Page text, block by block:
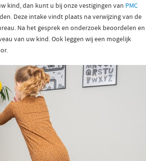
kind, dan kunt u bij onze vestigingen van PMC
Deze intake vindt plaats na verwijzing van de
Na het gesprek en onderzoek beoordelen en
van uw kind. Ook leggen wij een mogelijk